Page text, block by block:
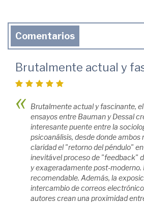
Comentarios
Brutalmente actual y
Brutalmente actual y fascinante,
ensayos entre Bauman y Dessal
interesante puente entre la
psicoanálisis, desde donde ambos
claridad el "retorno del péndulo"
inevitável proceso de "feedback"
y exageradamente post-moderno.
recomendable. Además, la
intercambio de correos
autores crean una proximidad